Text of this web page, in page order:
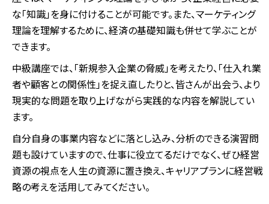
な「知識」を身に付けることが可能です。また、マーケティング
理論を理解するために、経済の基礎知識も併せて学ぶことが
できます。
中級講座では、「新規参入企業の脅威」を考えたり、「仕入れ業
者や顧客との関係性」を捉え直したりと、皆さんが出会う、より
現実的な問題を取り上げながら実践的な内容を解説してい
ます。
自分自身の事業内容などに落とし込み、分析のできる演習問
題も設けていますので、仕事に役立てるだけでなく、ぜひ経営
資源の視点を人生の資源に置き換え、キャリアプランに経営戦
略の考えを活用してみてください。